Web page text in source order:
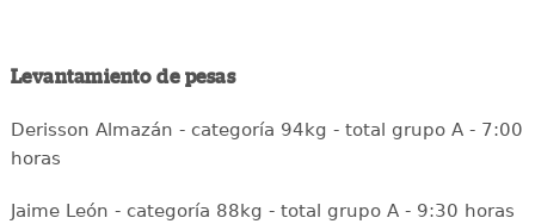
Levantamiento de pesas
Derisson Almazán - categoría 94kg - total grupo A - 7:00
horas
Jaime León - categoría 88kg - total grupo A - 9:30 horas